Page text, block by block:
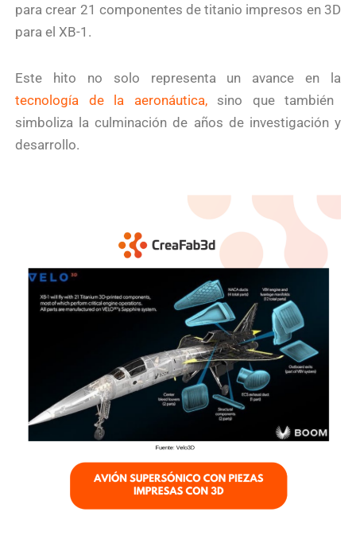
para crear 21 componentes de titanio impresos en 3D
para el XB-1.
Este hito no solo representa un avance en la
tecnología de la aeronáutica,sino que también
simboliza la culminación de años de investigación y
desarrollo.